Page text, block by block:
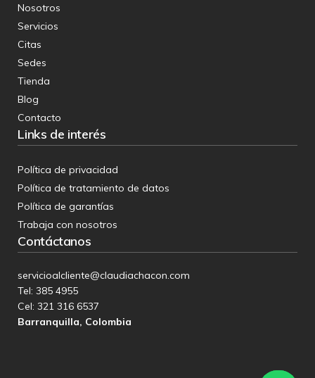
Nosotros
Servicios
Citas
Sedes
Tienda
Blog
Contacto
Links de interés
Política de privacidad
Política de tratamiento de datos
Política de garantías
Trabaja con nosotros
Contáctanos
servicioalcliente@claudiachacon.com
Tel: 385 4955
Cel:321 316 6537
Barranquilla, Colombia